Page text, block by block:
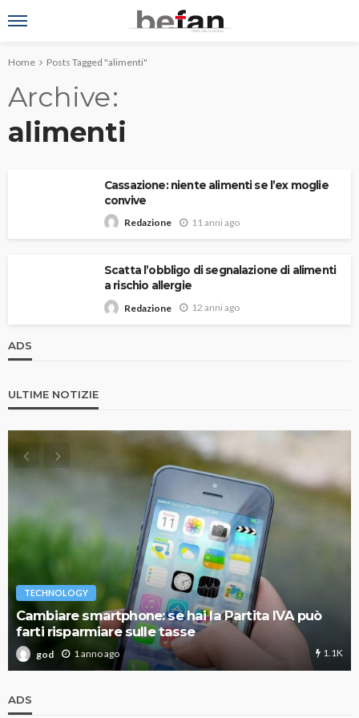
Home Posts Tagged "alimenti"
Archive
alimenti
Cassazione: niente alimenti se l’ex moglie
convive
Redazione 11 anni ago
Scatta l’obbligo di segnalazione di alimenti
a rischio allergie
Redazione 12 anni ago
ADS
ULTIME NOTIZIE
TECHNOLOGY
Cambiare smartphone: se hai la Partita IVA può
farti risparmiare sulle tasse
god 1 anno ago 1.1K
ADS